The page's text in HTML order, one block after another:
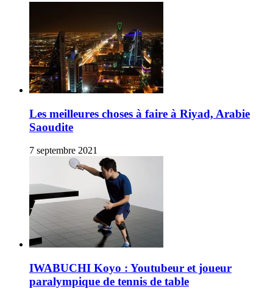
Les meilleures choses à faire à Riyad, Arabie
Saoudite
7 septembre 2021
IWABUCHI Koyo : Youtubeur et joueur
paralympique de tennis de table